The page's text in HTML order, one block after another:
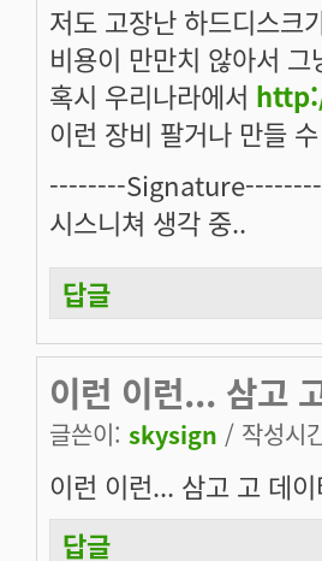
저도 고장난 하드디스크
비용이 만만치 않아서
혹시 우리나라에서
이런 장비 팔거나 만들
--------Signature--------
시스니쳐 생각 중..
답글
이런 이런... 삼고
글쓴이: skysign / 작성시
이런 이런... 삼고 고 데
답글